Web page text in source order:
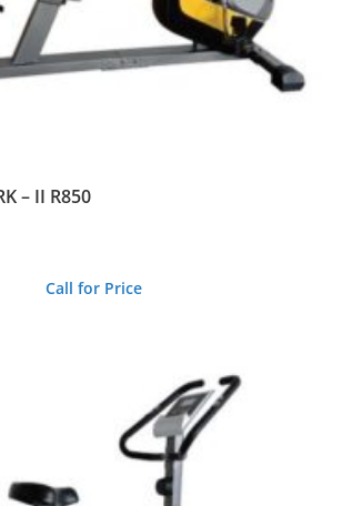
– II R850
Call for Price